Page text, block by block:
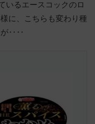
いるエースコックのロ
に、こちらも変わり種
が‥‥